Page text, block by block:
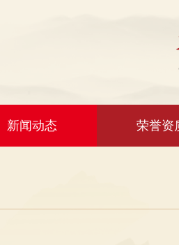
新闻动态 荣誉资